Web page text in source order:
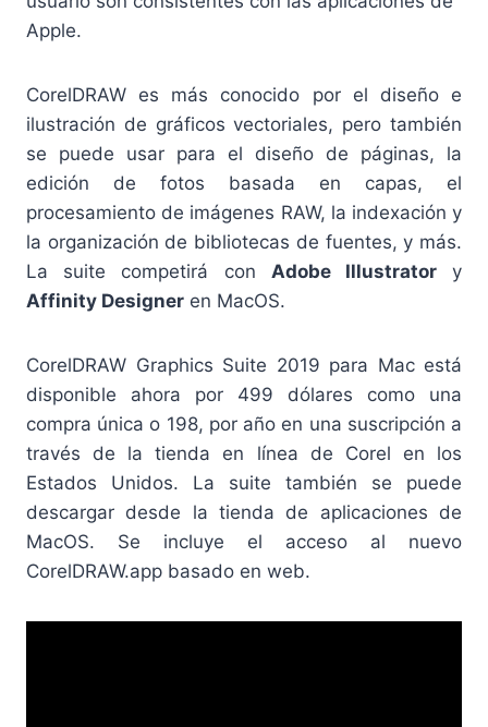
Apple.
CorelDRAW es más conocido por el diseño e
ilustración de gráficos vectoriales, pero también
se puede usar para el diseño de páginas, la
edición de fotos basada en capas, el
procesamiento de imágenes RAW, la indexación y
la organización de bibliotecas de fuentes, y más.
La suite competirá con Adobe Illustratory
Affinity Designer en MacOS.
CorelDRAW Graphics Suite 2019 para Mac está
disponible ahora por 499 dólares como una
compra única o 198, por año en una suscripción a
través de la tienda en línea de Corel en los
Estados Unidos. La suite también se puede
descargar desde la tienda de aplicaciones de
MacOS. Se incluye el acceso al nuevo
CorelDRAW.app basado en web.